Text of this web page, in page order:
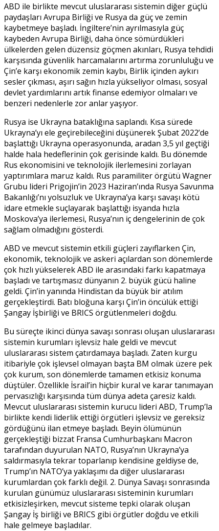
ABD ile birlikte mevcut uluslararası sistemin diğer güçlü
paydaşları Avrupa Birliği ve Rusya da güç ve zemin
kaybetmeye başladı. İngiltere’nin ayrılmasıyla güç
kaybeden Avrupa Birliği, daha önce sömürdükleri
ülkelerden gelen düzensiz göçmen akınları, Rusya tehdidi
karşısında güvenlik harcamalarını artırma zorunluluğu ve
Çin’e karşı ekonomik zemin kaybı, Birlik içinden aykırı
sesler çıkması, aşırı sağın hızla yükseliyor olması, sosyal
devlet yardımlarını artık finanse edemiyor olmaları ve
benzeri nedenlerle zor anlar yaşıyor.
Rusya ise Ukrayna bataklığına saplandı. Kısa sürede
Ukrayna’yı ele geçirebileceğini düşünerek Şubat 2022’de
başlattığı Ukrayna operasyonunda, aradan 3,5 yıl geçtiği
halde hala hedeflerinin çok gerisinde kaldı. Bu dönemde
Rus ekonomisini ve teknolojik ilerlemesini zorlayan
yaptırımlara maruz kaldı. Rus paramiliter örgütü Wagner
Grubu lideri Prigojin’in 2023 Haziran’ında Rusya Savunma
Bakanlığı’nı yolsuzluk ve Ukrayna’ya karşı savaşı kötü
idare etmekle suçlayarak başlattığı isyanda hızla
Moskova’ya ilerlemesi, Rusya’nın iç dengelerinin de çok
sağlam olmadığını gösterdi.
ABD ve mevcut sistemin etkili güçleri zayıflarken Çin,
ekonomik, teknolojik ve askeri açılardan son dönemlerde
çok hızlı yükselerek ABD ile arasındaki farkı kapatmaya
başladı ve tartışmasız dünyanın 2. büyük gücü haline
geldi. Çin’in yanında Hindistan da büyük bir atılım
gerçekleştirdi. Batı bloğuna karşı Çin’in öncülük ettiği
Şangay İşbirliği ve BRICS örgütlenmeleri doğdu.
Bu süreçte ikinci dünya savaşı sonrası oluşan uluslararası
sistemin kurumları işlevsiz hale geldi ve mevcut
uluslararası sistem çatırdamaya başladı. Zaten kurgu
itibariyle çok işlevsel olmayan başta BM olmak üzere pek
çok kurum, son dönemlerde tamamen etkisiz konuma
düştüler. Özellikle İsrail’in hiçbir kural ve karar tanımayan
pervasızlığı karşısında tüm dünya adeta çaresiz kaldı.
Mevcut uluslararası sistemin kurucu lideri ABD, Trump’la
birlikte kendi liderlik ettiği örgütleri işlevsiz ve gereksiz
gördüğünü ilan etmeye başladı. Beyin ölümünün
gerçekleştiği bizzat Fransa Cumhurbaşkanı Macron
tarafından duyurulan NATO, Rusya’nın Ukrayna’ya
saldırmasıyla tekrar toparlanıp kendisine geldiyse de,
Trump’ın NATO’ya yaklaşımı da diğer uluslararası
kurumlardan çok farklı değil. 2. Dünya Savaşı sonrasında
kurulan günümüz uluslararası sisteminin kurumları
etkisizleşirken, mevcut sisteme tepki olarak oluşan
Şangay İş birliği ve BRICS gibi örgütler doğdu ve etkili
hale gelmeye başladılar.